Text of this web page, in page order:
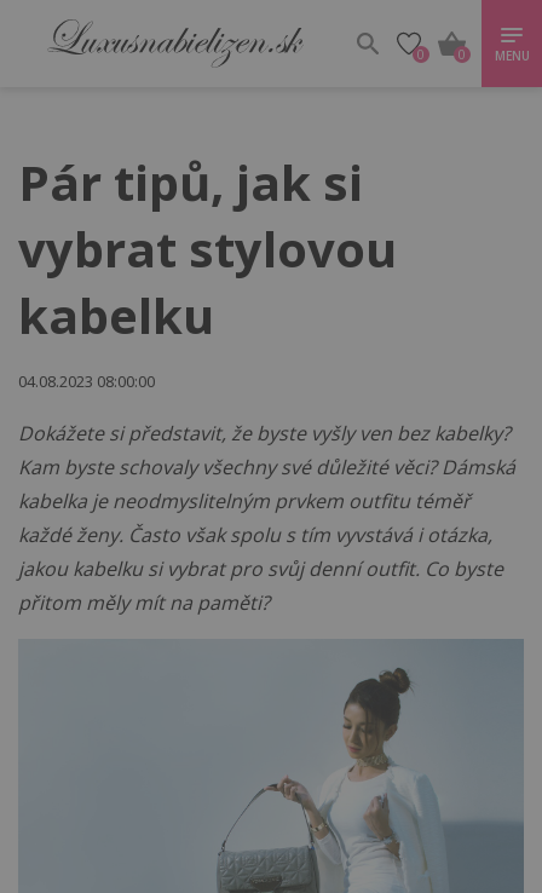
0 0 MENU
Pár tipů, jak si
vybrat stylovou
kabelku
04.08.2023 08:00:00
Dokážete si představit, že byste vyšly ven bez kabelky?
Kam byste schovaly všechny své důležité věci? Dámská
kabelka je neodmyslitelným prvkem outfitu téměř
každé ženy. Často však spolu s tím vyvstává i otázka,
jakou kabelku si vybrat pro svůj denní outfit. Co byste
přitom měly mít na paměti?